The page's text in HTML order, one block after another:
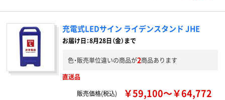
充電式LEDサイン ライデンスタンド JHE
お届け日：8月28日（金）まで
色・販売単位違いの商品が2商品あります
直送品
販売価格(税込)
￥59,100～￥64,772